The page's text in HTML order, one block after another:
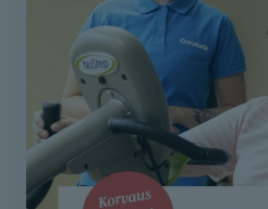
Lähetä lomake -
Lähetä lomake -
Varaa aika